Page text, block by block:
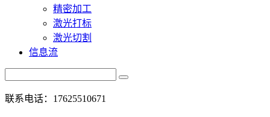
精密加工
激光打标
激光切割
信息流
联系电话：17625510671